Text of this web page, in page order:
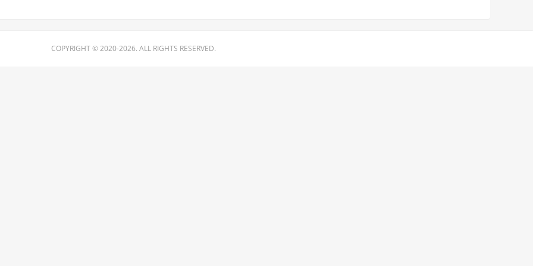
COPYRIGHT © 2020-2026. ALL RIGHTS RESERVED.